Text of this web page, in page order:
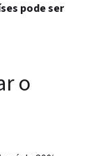
pode ser
o